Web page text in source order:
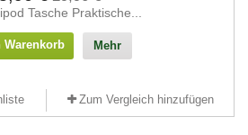
Tasche Praktische...
Warenkorb Mehr
Zum Vergleich hinzufügen